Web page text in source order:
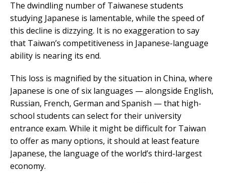
The dwindling number of Taiwanese students
studying Japanese is lamentable, while the speed of
this decline is dizzying. It is no exaggeration to say
that Taiwan’s competitiveness in Japanese-language
ability is nearing its end.
This loss is magnified by the situation in China, where
Japanese is one of six languages — alongside English,
Russian, French, German and Spanish — that high-
school students can select for their university
entrance exam. While it might be difficult for Taiwan
to offer as many options, it should at least feature
Japanese, the language of the world’s third-largest
economy.